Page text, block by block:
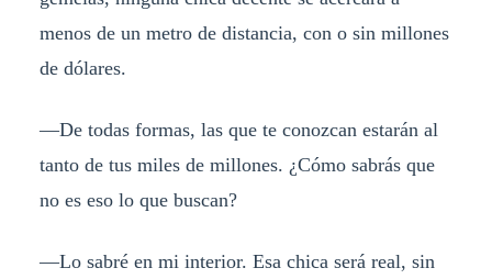
menos de un metro de distancia, con o sin millones
de dólares.
—De todas formas, las que te conozcan estarán al
tanto de tus miles de millones. ¿Cómo sabrás que
no es eso lo que buscan?
—Lo sabré en mi interior. Esa chica será real, sin